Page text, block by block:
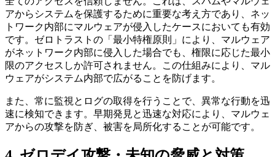
アからシステムを保護するために重要な考え方であり、ネッ
トワーク内部にマルウェアが侵入したケースにおいても有効
です。ゼロトラストの「最小特権原則」により、マルウェア
がネットワーク内部に侵入した場合でも、権限に応じた最小
限のアクセスしか許可されません。この仕組みにより、マル
ウェアがシステム内部で広がることを防げます。
また、常に監視とログの取得を行うことで、異常な行動を迅
速に検知できます。早期発見と迅速な対応により、マルウェ
アからの攻撃を防ぎ、被害を局所化することが可能です。